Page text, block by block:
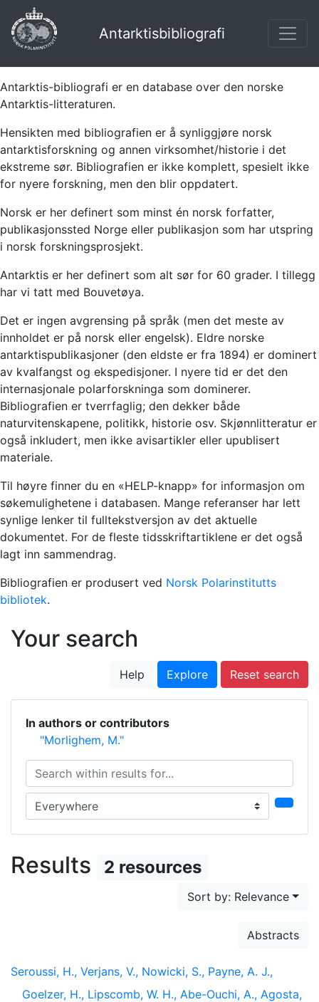
Antarktisbibliografi
Antarktis-bibliografi er en database over den norske
Antarktis-litteraturen.
Hensikten med bibliografien er å synliggjøre norsk
antarktisforskning og annen virksomhet/historie i det
ekstreme sør. Bibliografien er ikke komplett, spesielt ikke
for nyere forskning, men den blir oppdatert.
Norsk er her definert som minst én norsk forfatter,
publikasjonssted Norge eller publikasjon som har utspring
i norsk forskningsprosjekt.
Antarktis er her definert som alt sør for 60 grader. I tillegg
har vi tatt med Bouvetøya.
Det er ingen avgrensing på språk (men det meste av
innholdet er på norsk eller engelsk). Eldre norske
antarktispublikasjoner (den eldste er fra 1894) er dominert
av kvalfangst og ekspedisjoner. I nyere tid er det den
internasjonale polarforskninga som dominerer.
Bibliografien er tverrfaglig; den dekker både
naturvitenskapene, politikk, historie osv. Skjønnlitteratur er
også inkludert, men ikke avisartikler eller upublisert
materiale.
Til høyre finner du en «HELP-knapp» for informasjon om
søkemulighetene i databasen. Mange referanser har lett
synlige lenker til fulltekstversjon av det aktuelle
dokumentet. For de fleste tidsskriftartiklene er det også
lagt inn sammendrag.
Bibliografien er produsert ved Norsk Polarinstitutts
bibliotek.
Your search
Help Explore Reset search
In authors or contributors
"Morlighem, M."
Search within results for...
Search in...
Results 2 resources
Sort by: Relevance
Abstracts
Seroussi, H., Verjans, V., Nowicki, S., Payne, A. J.,
Goelzer, H., Lipscomb, W. H., Abe-Ouchi, A., Agosta,